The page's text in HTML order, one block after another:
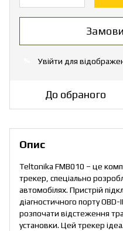
Увійти для
До обраного
Опис
Teltonika FMB010 – це
трекер, спеціально
автомобілях. Пристрій
діагностичного порту
розпочати відстеження
установки. Цей трекер